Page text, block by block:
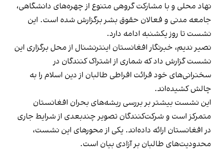
نهاد محلی و با مشارکت گروهی متنوع از چهره‌های دانشگاهی،
جامعه مدنی و فعالان حقوق بشر برگزارش شده است. این
نشست تا روز یکشنبه ادامه دارد.
نصیر ندیم، خبرنگار افغانستان اینترنشنال از محل برگزاری این
نشست گزارش داد که شماری از اشتراک کنندگان در
سخنرانی‌های خود قرائت افراطی طالبان از دین اسلام را به
چالش کشیده‌اند.
این نشست بیشتر بر بررسی ریشه‌های بحران افغانستان
متمرکز است و شرکت‌کنندگان تصویر چندبعدی از شرایط جاری
در افغانستان ارائه داده‌اند. یکی از محورهای این نشست،
محدودیت‌های طالبان بر آزادی بیان است.